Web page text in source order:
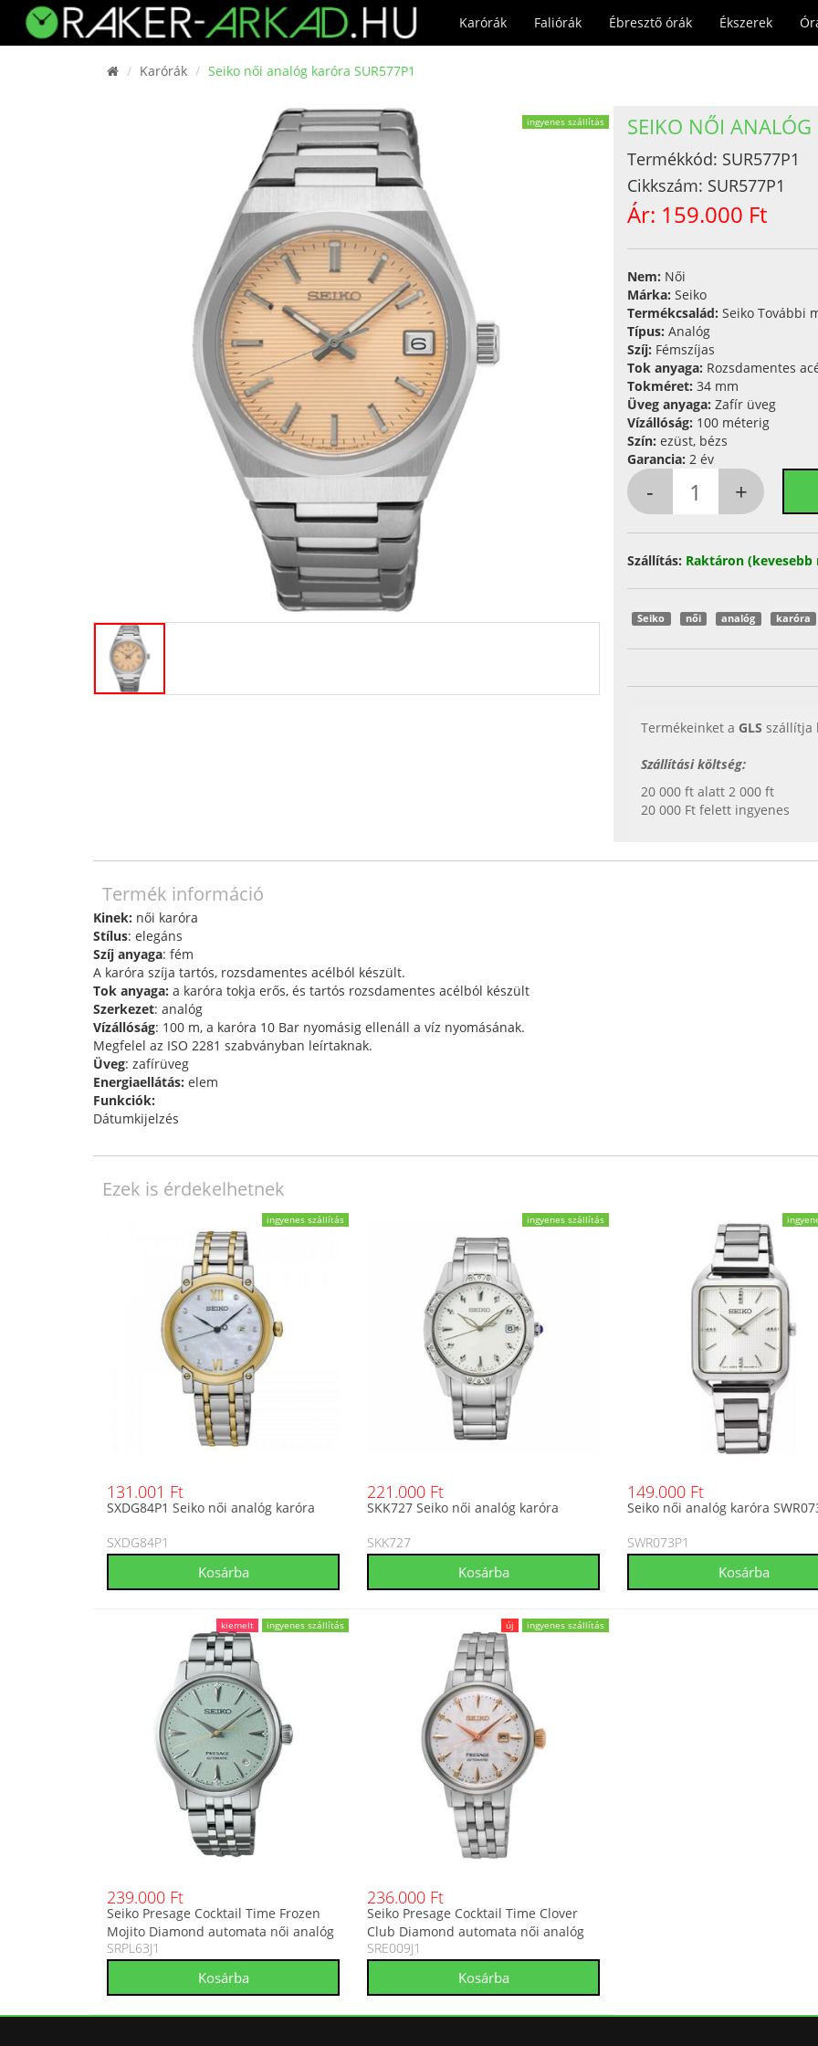
Karórák Faliórák Ébresztő órák Ékszerek
Karórák Seiko női analóg karóra SUR577P1
ingyenes szállítás SEIKO NŐI
Termékkód: SUR577P1
Cikkszám: SUR577P1
Ár: 159.000 Ft
Nem: Női
Márka: Seiko
Termékcsalád: Seiko További
Típus: Analóg
Szíj: Fémszíjas
Tok anyaga: Rozsdamentes
Tokméret: 34 mm
Üveg anyaga: Zafír üveg
Vízállóság: 100 méterig
Szín: ezüst, bézs
Garancia: 2 év
Szállítás: Raktáron
Seiko női analóg karóra
Termékeinket a GLS szállítja
Szállítási költség:
20 000 ft alatt 2 000 ft
20 000 Ft felett ingyenes
Termék információ
Kinek: női karóra
Stílus: elegáns
Szíj anyaga: fém
A karóra szíja tartós, rozsdamentes acélból készült.
Tok anyaga: a karóra tokja erős, és tartós rozsdamentes acélból készült
Szerkezet: analóg
Vízállóság: 100 m, a karóra 10 Bar nyomásig ellenáll a víz nyomásának.
Megfelel az ISO 2281 szabványban leírtaknak.
Üveg: zafírüveg
Energiaellátás: elem
Funkciók:
Dátumkijelzés
Ezek is érdekelhetnek
ingyenes szállítás
131.001 Ft
SXDG84P1 Seiko női analóg karóra
SXDG84P1
ingyenes szállítás
221.000 Ft
SKK727 Seiko női analóg karóra
SKK727
149.000 Ft
Seiko női analóg karóra
SWR073P1
kiemelt ingyenes szállítás
239.000 Ft
Seiko Presage Cocktail Time Frozen
Mojito Diamond automata női analóg
karóra SRPL63J1
SRPL63J1
új ingyenes szállítás
236.000 Ft
Seiko Presage Cocktail Time Clover
Club Diamond automata női analóg
karóra SRE009J1
SRE009J1